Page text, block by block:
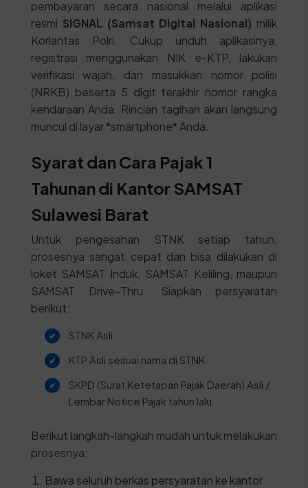
pembayaran secara nasional melalui aplikasi
resmi SIGNAL (Samsat Digital Nasional) milik
Korlantas Polri. Cukup unduh aplikasinya,
registrasi menggunakan NIK e-KTP, lakukan
verifikasi wajah, dan masukkan nomor polisi
(NRKB) beserta 5 digit terakhir nomor rangka
kendaraan Anda. Rincian tagihan akan langsung
muncul di layar *smartphone* Anda.
Syarat dan Cara Pajak 1
Tahunan di Kantor SAMSAT
Sulawesi Barat
Untuk pengesahan STNK setiap tahun,
prosesnya sangat cepat dan bisa dilakukan di
loket SAMSAT Induk, SAMSAT Keliling, maupun
SAMSAT Drive-Thru. Siapkan persyaratan
berikut:
STNK Asli
KTP Asli sesuai nama di STNK
SKPD (Surat Ketetapan Pajak Daerah) Asli /
Lembar Notice Pajak tahun lalu
Berikut langkah-langkah mudah untuk melakukan
prosesnya:
Bawa seluruh berkas persyaratan ke kantor